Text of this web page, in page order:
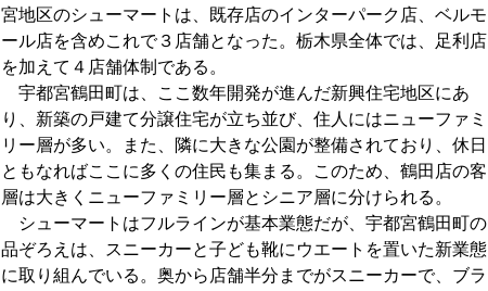
宮地区のシューマートは、既存店のインターパーク店、ベルモ
ール店を含めこれで３店舗となった。栃木県全体では、足利店
を加えて４店舗体制である。
宇都宮鶴田町は、ここ数年開発が進んだ新興住宅地区にあ
り、新築の戸建て分譲住宅が立ち並び、住人にはニューファミ
リー層が多い。また、隣に大きな公園が整備されており、休日
ともなればここに多くの住民も集まる。このため、鶴田店の客
層は大きくニューファミリー層とシニア層に分けられる。
シューマートはフルラインが基本業態だが、宇都宮鶴田町の
品ぞろえは、スニーカーと子ども靴にウエートを置いた新業態
に取り組んでいる。奥から店舗半分までがスニーカーで、ブラ